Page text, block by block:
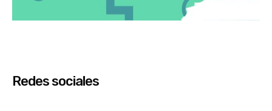
Redes sociales